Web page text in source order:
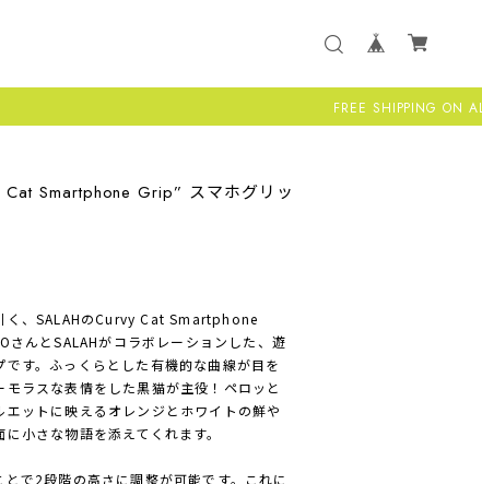
FREE SHIPPING ON ALL US
Smartphone Grip” スマホグリッ
く、SALAHのCurvy Cat Smartphone
んとSALAHがコラボレーションした、遊
す。ふっくらとした有機的な曲線が目を
ラスな表情をした黒猫が主役！ペロッと
ットに映えるオレンジとホワイトの鮮や
小さな物語を添えてくれます。
で2段階の高さに調整が可能です。これに